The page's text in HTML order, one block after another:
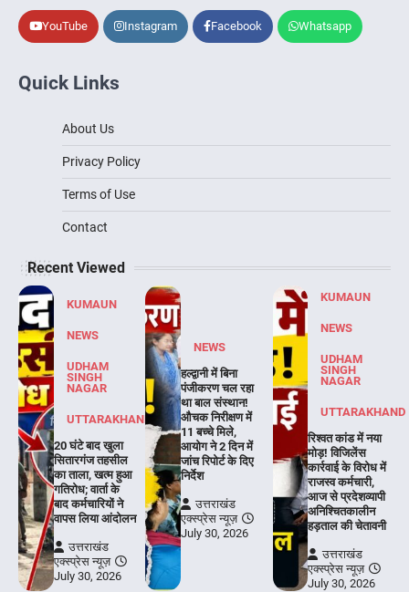
YouTube Instagram Facebook Whatsapp
Quick Links
About Us
Privacy Policy
Terms of Use
Contact
Recent Viewed
KUMAUN
NEWS
UDHAM
SINGH
NAGAR
UTTARAKHAND
20 घंटे बाद खुला
सितारगंज तहसील
का ताला, खत्म हुआ
गतिरोध; वार्ता के
बाद कर्मचारियों ने
वापस लिया आंदोलन
उत्तराखंड
एक्स्प्रेस न्यूज़
July 30, 2026
NEWS
हल्द्वानी में बिना
पंजीकरण चल रहा
था बाल संस्थान!
औचक निरीक्षण में
11 बच्चे मिले,
आयोग ने 2 दिन में
जांच रिपोर्ट के दिए
निर्देश
उत्तराखंड
एक्स्प्रेस न्यूज़
July 30, 2026
KUMAUN
NEWS
UDHAM
SINGH
NAGAR
UTTARAKHAND
रिश्वत कांड में नया
मोड़! विजिलेंस
कार्रवाई के विरोध में
राजस्व कर्मचारी,
आज से प्रदेशव्यापी
अनिश्चितकालीन
हड़ताल की चेतावनी
उत्तराखंड
एक्स्प्रेस न्यूज़
July 30, 2026